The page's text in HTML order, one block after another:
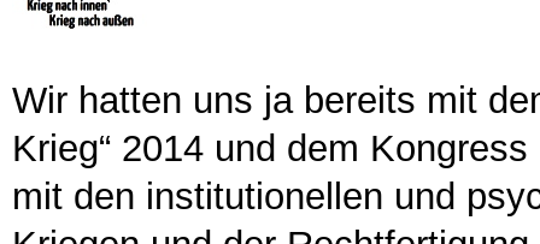
Wir hatten uns ja bereits mit
Krieg“ 2014 und dem
mit den institutionellen und